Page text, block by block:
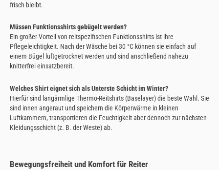
frisch bleibt.
Müssen Funktionsshirts gebügelt werden?
Ein großer Vorteil von reitspezifischen Funktionsshirts ist ihre
Pflegeleichtigkeit. Nach der Wäsche bei 30 °C können sie einfach auf
einem Bügel luftgetrocknet werden und sind anschließend nahezu
knitterfrei einsatzbereit.
Welches Shirt eignet sich als Unterste Schicht im Winter?
Hierfür sind langärmlige Thermo-Reitshirts (Baselayer) die beste Wahl. Sie
sind innen angeraut und speichern die Körperwärme in kleinen
Luftkammern, transportieren die Feuchtigkeit aber dennoch zur nächsten
Kleidungsschicht (z. B. der Weste) ab.
Bewegungsfreiheit und Komfort für Reiter